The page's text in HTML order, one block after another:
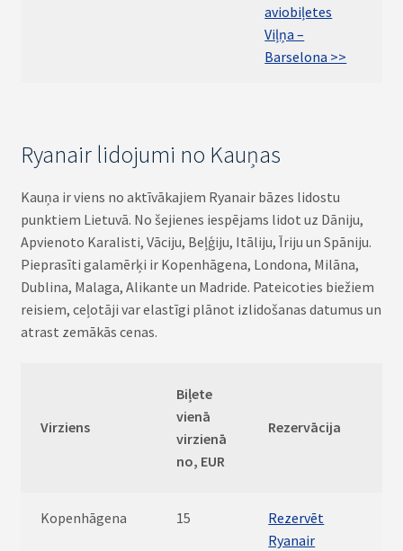
aviobiļetes
Viļņa –
Barselona >>
Ryanair lidojumi no Kauņas
Kauņa ir viens no aktīvākajiem Ryanair bāzes lidostu
punktiem Lietuvā. No šejienes iespējams lidot uz Dāniju,
Apvienoto Karalisti, Vāciju, Beļģiju, Itāliju, Īriju un Spāniju.
Pieprasīti galamērķi ir Kopenhāgena, Londona, Milāna,
Dublina, Malaga, Alikante un Madride. Pateicoties biežiem
reisiem, ceļotāji var elastīgi plānot izlidošanas datumus un
atrast zemākās cenas.
Virziens
Biļete
vienā
virzienā
no, EUR
Rezervācija
Kopenhāgena 15
Rezervēt
Ryanair